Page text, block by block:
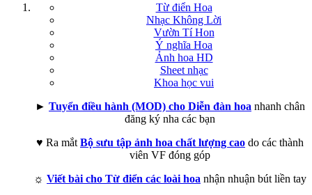
Từ điển Hoa
Nhạc Không Lời
Vườn Tí Hon
Ý nghĩa Hoa
Ảnh hoa HD
Sheet nhạc
Khoa học vui
► Tuyển điều hành (MOD) cho Diễn đàn hoa nhanh chân
đăng ký nha các bạn
♥ Ra mắt Bộ sưu tập ảnh hoa chất lượng cao do các thành
viên VF đóng góp
☼ Viết bài cho Từ điển các loài hoa nhận nhuận bút liền tay